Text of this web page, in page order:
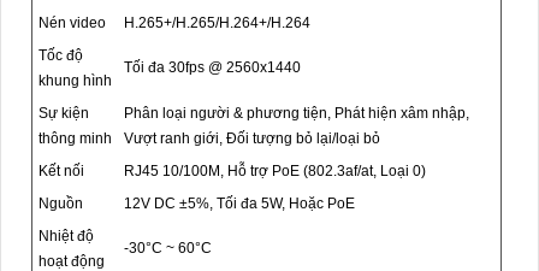
Nén video
H.265+/H.265/H.264+/H.264
Tốc độ
khung hình
Tối đa 30fps @ 2560x1440
Sự kiện
thông minh
Phân loại người & phương tiện, Phát hiện xâm nhập,
Vượt ranh giới, Đối tượng bỏ lại/loại bỏ
Kết nối
RJ45 10/100M, Hỗ trợ PoE (802.3af/at, Loại 0)
Nguồn
12V DC ±5%, Tối đa 5W, Hoặc PoE
Nhiệt độ
hoạt động
-30°C ~ 60°C